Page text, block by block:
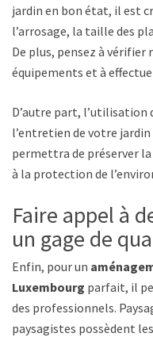
jardin en bon état, il est
l’arrosage, la taille des
De plus, pensez à
équipements et à
D’autre part, l’utilisation
l’entretien de votre
permettra de préserver
à la protection de
Faire appel à
un gage de
Enfin, pour un
Luxembourg parfait, il
des professionnels.
paysagistes possèdent